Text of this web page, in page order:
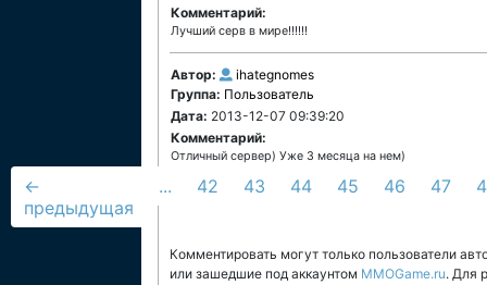
Комментарий:
Лучший серв в мире!!!!!!
Автор:
ihategnomes
Группа: Пользователь
Дата: 2013-12-07 09:39:20
Комментарий:
Отличный сервер) Уже 3 месяца на нем)
←
предыдущая
... 42 43 44 45 46 47
Комментировать могут только пользователи
или зашедшие под аккаунтом MMOGame.ru. Для